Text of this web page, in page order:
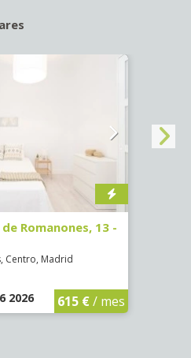
Romanones, 13 -
Centro, Madrid
2026 615 €/ mes